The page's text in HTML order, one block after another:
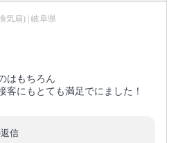
気扇) | 岐阜県
はもちろん
客にもとても満足でにました！
信